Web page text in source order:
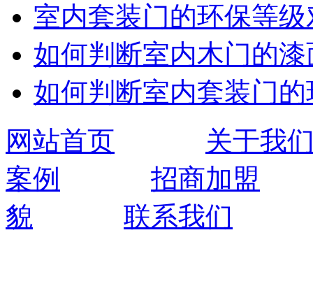
室内套装门的环保等
如何判断室内木门的
如何判断室内套装门
网站首页
关于我
案例
招商加盟
貌
联系我们